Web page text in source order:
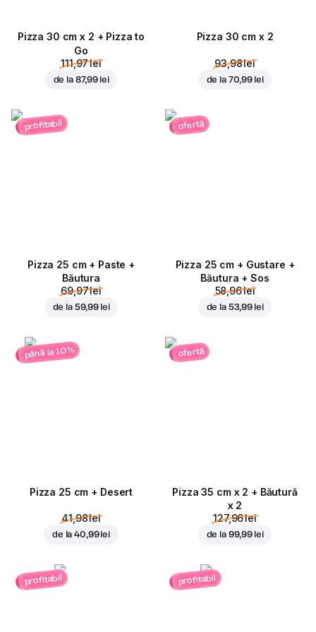
Pizza 30 cm x 2 + Pizza to
Go
111,97 lei
de la 87,99 lei
Pizza 30 cm x 2
93,98 lei
de la 70,99 lei
profitabil
Pizza 25 cm + Paste +
Băutura
69,97 lei
de la 59,99 lei
ofertă
Pizza 25 cm + Gustare +
Băutura + Sos
58,96 lei
de la 53,99 lei
până la 10%
Pizza 25 cm + Desert
41,98 lei
de la40,99 lei
ofertă
Pizza 35 cm x 2 + Băutură
x 2
127,96 lei
de la 99,99 lei
profitabil profitabil